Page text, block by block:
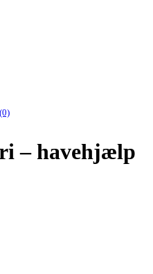
(0)
– havehjælp